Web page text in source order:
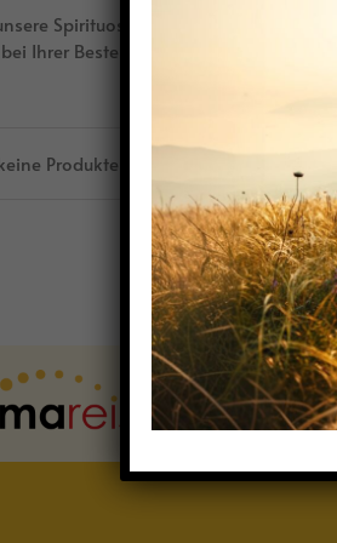
Spirituosen nur an Personen, die
Ihrer Bestellung Ihr Alter an und
Produkte gefunden, die deiner